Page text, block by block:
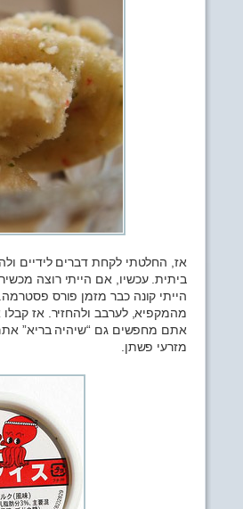
אז, החלטתי לקחת דברים לידיים
הייתי קונה כבר מזמן פורס
מהמקפיא, לערבב ולהחזיר. אז
אתם מחפשים גם “שיהיה בריא”
מזרעי פשתן.